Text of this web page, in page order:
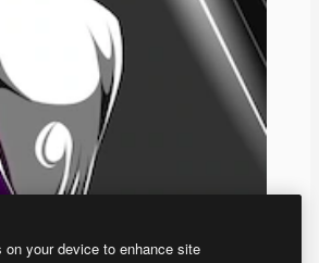
your device to enhance site